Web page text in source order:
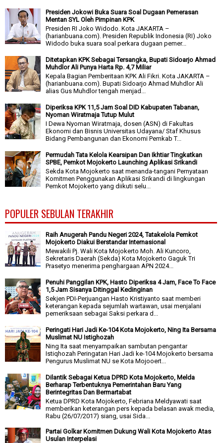
Presiden Jokowi Buka Suara Soal Dugaan Pemerasan
Mentan SYL Oleh Pimpinan KPK
Presiden RI Joko Widodo. Kota JAKARTA –
(harianbuana.com). Presiden Republik Indonesia (RI) Joko
Widodo buka suara soal perkara dugaan pemer...
Ditetapkan KPK Sebagai Tersangka, Bupati Sidoarjo Ahmad
Muhdlor Ali Punya Harta Rp. 4,7 Miliar
Kepala Bagian Pemberitaan KPK Ali Fikri. Kota JAKARTA –
(harianbuana.com). Bupati Sidoarjo Ahmad Muhdlor Ali
alias Gus Muhdlor tengah menjad...
Diperiksa KPK 11,5 Jam Soal DID Kabupaten Tabanan,
Nyoman Wiratmaja Tutup Mulut
I Dewa Nyoman Wiratmaja, dosen (ASN) di Fakultas
Ekonomi dan Bisnis Universitas Udayana/ Staf Khusus
Bidang Pembangunan dan Ekonomi Pemkab T...
Permudah Tata Kelola Kearsipan Dan Ikhtiar Tingkatkan
SPBE, Pemkot Mojokerto Launching Aplikasi Srikandi
Sekda Kota Mojokerto saat menanda-tangani Pernyataan
Komitmen Penggunakan Aplikasi Srikandi di lingkungan
Pemkot Mojokerto yang diikuti selu...
POPULER SEBULAN TERAKHIR
Raih Anugerah Pandu Negeri 2024, Tatakelola Pemkot
Mojokerto Diakui Berstandar Internasional
Mewakili Pj. Wali Kota Mojokerto Moh. Ali Kuncoro,
Sekretaris Daerah (Sekda) Kota Mojokerto Gaguk Tri
Prasetyo menerima penghargaan APN 2024...
Penuhi Panggilan KPK, Hasto Diperiksa 4 Jam, Face To Face
1,5 Jam Sisanya Ditinggal Kedinginan
Sekjen PDI-Perjuangan Hasto Kristiyanto saat memberi
keterangan kepada sejumlah wartawan, usai menjalani
pemeriksaan sebagai Saksi perkara d...
Peringati Hari Jadi Ke-104 Kota Mojokerto, Ning Ita Bersama
Muslimat NU Istighozah
Ning Ita saat menyampaikan sambutan pengantar
Istiqhozah Peringatan Hari Jadi ke-104 Mojokerto bersama
Pengurus Muslimat NU se Kota Mojooert...
Dilantik Sebagai Ketua DPRD Kota Mojokerto, Melda
Berharap Terbentuknya Pemerintahan Baru Yang
Berintegritas Dan Bermartabat
Ketua DPRD Kota Mojokerto, Febriana Meldyawati saat
memberikan keterangan pers kepada belasan awak media,
Rabu (26/07/2017) siang, usai Sida...
Partai Golkar Komitmen Dukung Wali Kota Mojokerto Atas
Usulan Interpelasi